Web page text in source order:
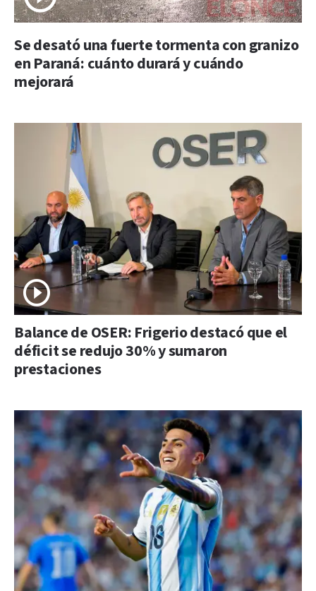
Se desató una fuerte tormenta con granizo
en Paraná: cuánto durará y cuándo
mejorará
Balance de OSER: Frigerio destacó que el
déficit se redujo 30% y sumaron
prestaciones